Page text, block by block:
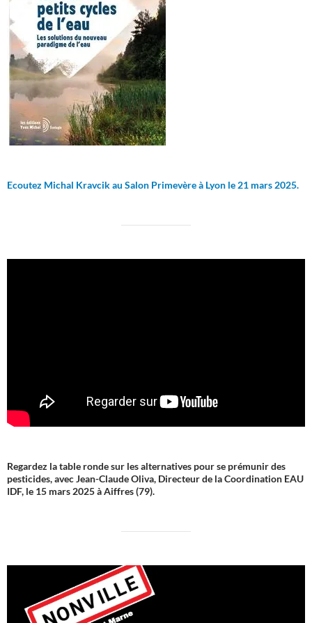
Ecoutez Michal Kravcik au Salon Primevère à Lyon le 21 mars 2025.
Regardez la table ronde sur les alternatives pour se prémunir des
pesticides, avec Jean-Claude Oliva, Directeur de la Coordination EAU
IDF, le 15 mars 2025 à Aiffres (79).